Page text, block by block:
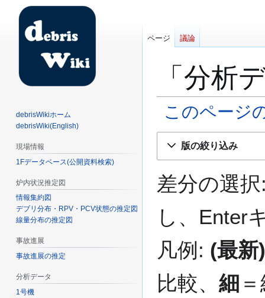
「分析
このページ
ー
シ
ン
に
移
動
移
動
版の絞り込み
差分の選
し、Enter
凡例: (最新)
比較、 細
ページ 議論
debrisWikiホーム
debrisWiki(English)
現場情報
1Fデータベース(公開資料検索)
炉内状況推定図
情報集約図
デブリ分布・RPV・PCV状態の推定図
線量分布の推定図
事故進展
事故進展の推定
分析データ
1号機